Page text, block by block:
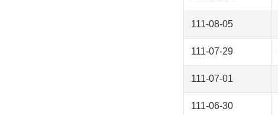
111-08-05
111-07-29
111-07-01
111-06-30